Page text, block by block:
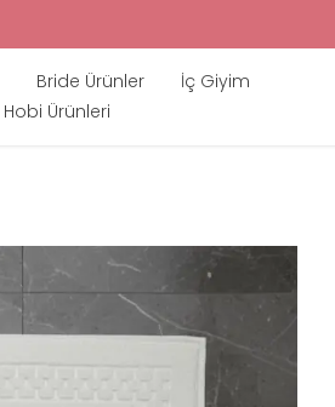
Bride Ürünler
İç Giyim
Hobi Ürünleri